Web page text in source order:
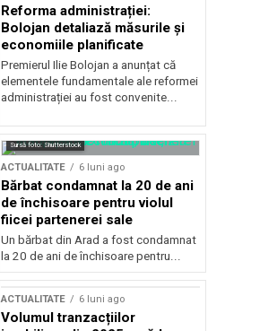
Reforma administrației:
Bolojan detaliază măsurile și
economiile planificate
Premierul Ilie Bolojan a anunțat că
elementele fundamentale ale reformei
administrației au fost convenite...
Sursă foto: Shutterstock
ACTUALITATE 6 luni ago
Bărbat condamnat la 20 de ani
de închisoare pentru violul
fiicei partenerei sale
Un bărbat din Arad a fost condamnat
la 20 de ani de închisoare pentru...
ACTUALITATE 6 luni ago
Volumul tranzacțiilor